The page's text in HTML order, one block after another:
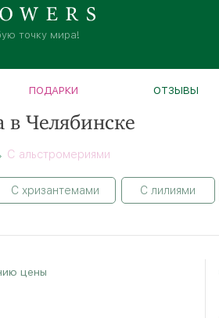
точку мира!
ПОДАРКИ ОТЗЫВЫ
в Челябинске
С альстромериями
С хризантемами С лилиями
цены